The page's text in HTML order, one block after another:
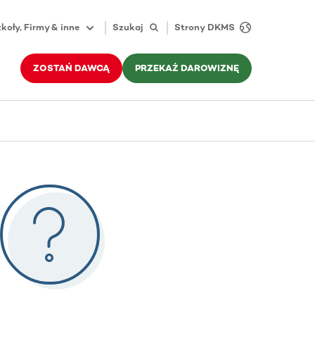
Firmy & inne Szukaj Strony DKMS
ZOSTAŃ DAWCĄ PRZEKAŻ DAROWIZNĘ